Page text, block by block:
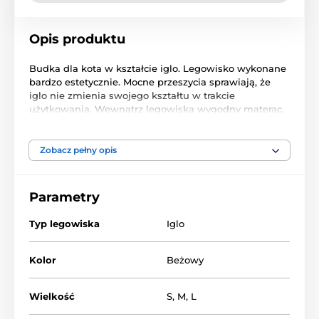
Opis produktu
Budka dla kota w kształcie iglo. Legowisko wykonane
bardzo estetycznie. Mocne przeszycia sprawiają, że
iglo nie zmienia swojego kształtu w trakcie
użytkowania. Wewnątrz legowiska wygodny materac.
Zobacz pełny opis
Parametry
Typ legowiska Iglo
Kolor Beżowy
Wielkość S, M, L